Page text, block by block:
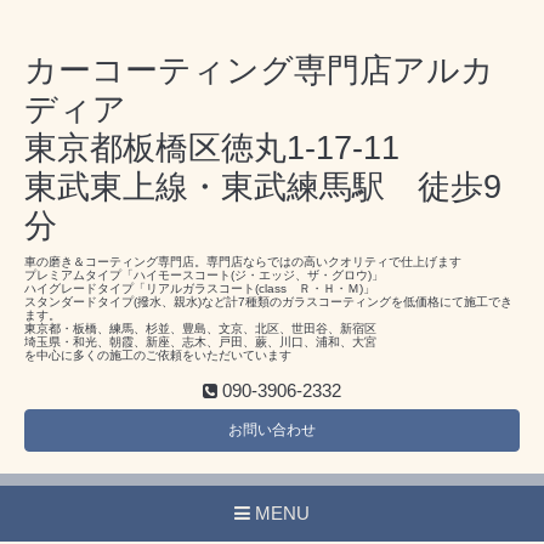
カーコーティング専門店アルカ
ディア
東京都板橋区徳丸1-17-11
東武東上線・東武練馬駅 徒歩9
分
車の磨き＆コーティング専門店。専門店ならではの高いクオリティで仕上げます
プレミアムタイプ「ハイモースコート(ジ・エッジ、ザ・グロウ)」
ハイグレードタイプ「リアルガラスコート(class Ｒ・Ｈ・Ｍ)」
スタンダードタイプ(撥水、親水)など計7種類のガラスコーティングを低価格にて施工でき
ます。
東京都・板橋、練馬、杉並、豊島、文京、北区、世田谷、新宿区
埼玉県・和光、朝霞、新座、志木、戸田、蕨、川口、浦和、大宮
を中心に多くの施工のご依頼をいただいています
090-3906-2332
お問い合わせ
MENU